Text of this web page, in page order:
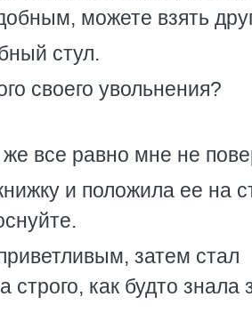
можете взять
стул.
своего увольнения?
все равно мне не
и положила ее на
затем стал
как будто знала